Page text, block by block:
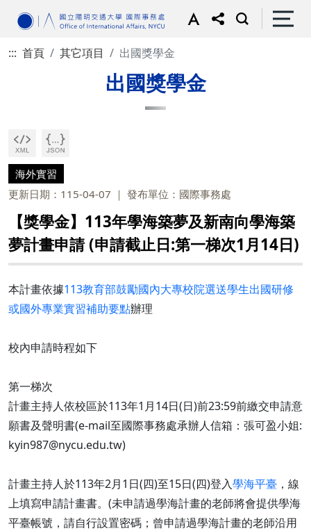
::: 首頁 其它項目 出國獎學金
出國獎學金
海外實習
更新日期：115-04-07
發布單位：國際事務處
【獎學金】113年學海築夢及新南向學海築
夢計畫申請 (申請截止日:第一梯次1月14日)
本計畫依據113教育部鼓勵國內大專校院選送學生出國研修
或國外專業實習補助要點辦理
校內申請時程如下
第一梯次
計畫主持人依校區於113年1月14日(日)前23:59前繳交申請意
願書及聲明書(e-mail至國際事務處承辦人信箱：張可盈小姐:
kyin987@nycu.edu.tw)
計畫主持人於113年2月1日(四)至15日(四)登入學海平臺 ，線
上填寫申請計畫書。(未申請過學海計畫的老師將會提供學海
平臺帳號，請自行設置密碼；曾申請過學海計畫的老師沿用